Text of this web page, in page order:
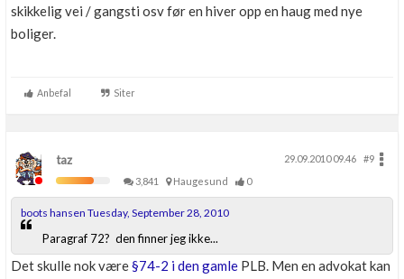
skikkelig vei / gangsti osv før en hiver opp en haug med nye
boliger.
Anbefal Siter
taz 29.09.2010 09.46
#9
3,841
Haugesund 0
boots hansen Tuesday, September 28, 2010
Paragraf 72? den finner jeg ikke...
Det skulle nok være§74-2 i den gamle PLB. Men en advokat kan